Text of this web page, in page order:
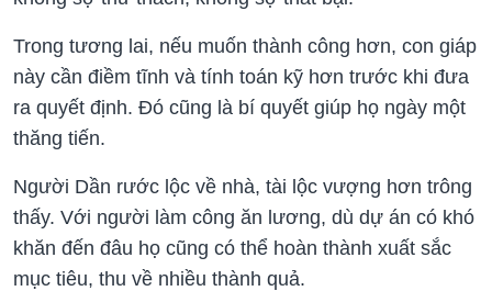
Trong tương lai, nếu muốn thành công hơn, con giáp
này cần điềm tĩnh và tính toán kỹ hơn trước khi đưa
ra quyết định. Đó cũng là bí quyết giúp họ ngày một
thăng tiến.
Người Dần rước lộc về nhà, tài lộc vượng hơn trông
thấy. Với người làm công ăn lương, dù dự án có khó
khăn đến đâu họ cũng có thể hoàn thành xuất sắc
mục tiêu, thu về nhiều thành quả.